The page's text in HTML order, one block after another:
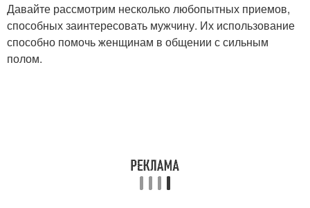
Давайте рассмотрим несколько любопытных приемов,
способных заинтересовать мужчину. Их использование
способно помочь женщинам в общении с сильным
полом.